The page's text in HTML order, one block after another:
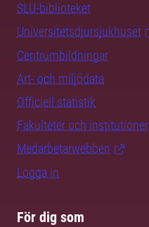
SLU-biblioteket
Universitetsdjursjukhuset
Centrumbildningar
Art- och miljödata
Officiell statistik
Fakulteter och institutioner
Medarbetarwebben
Logga in
För dig som